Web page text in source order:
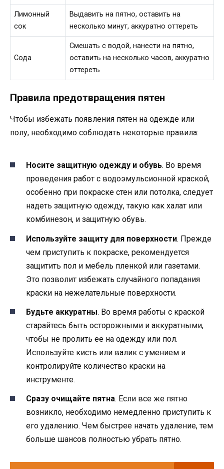
Лимонный
сок
Выдавить на пятно, оставить на
несколько минут, аккуратно оттереть
Сода
Смешать с водой, нанести на пятно,
оставить на несколько часов, аккуратно
оттереть
Правила предотвращения пятен
Чтобы избежать появления пятен на одежде или
полу, необходимо соблюдать некоторые правила:
Носите защитную одежду и обувь. Во время
проведения работ с водоэмульсионной краской,
особенно при покраске стен или потолка, следует
надеть защитную одежду, такую как халат или
комбинезон, и защитную обувь.
Используйте защиту для поверхности. Прежде
чем приступить к покраске, рекомендуется
защитить пол и мебель пленкой или газетами.
Это позволит избежать случайного попадания
краски на нежелательные поверхности.
Будьте аккуратны. Во время работы с краской
старайтесь быть осторожными и аккуратными,
чтобы не пролить ее на одежду или пол.
Используйте кисть или валик с умением и
контролируйте количество краски на
инструменте.
Сразу очищайте пятна. Если все же пятно
возникло, необходимо немедленно приступить к
его удалению. Чем быстрее начать удаление, тем
больше шансов полностью убрать пятно.